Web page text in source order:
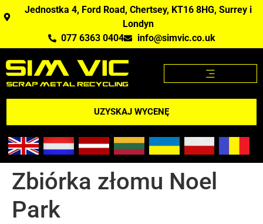
Jednostka 4, Ford Road, Chertsey, KT16 8HG, Surrey i
Londyn
077 6363 0404
info@simvic.co.uk
UZYSKAJ WYCENĘ
Zbiórka złomu Noel
Park